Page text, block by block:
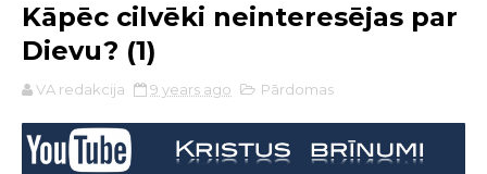
Kāpēc cilvēki neinteresējas par
Dievu? (1)
VA redakcija 9 years ago Pārdomas